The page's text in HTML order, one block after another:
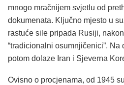
mnogo mračnijem svjetlu od
dokumenata. Ključno mjesto u
rastuće sile pripada Rusiji,
“tradicionalni osumnjičenici”.
potom dolaze Iran i Sjeverna
Ovisno o procjenama, od 1945